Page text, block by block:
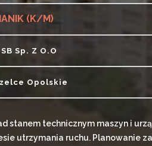
(K/M)
Sp. Z O.o
Opolskie
stanem technicznym maszyn i
utrzymania ruchu. Planowanie